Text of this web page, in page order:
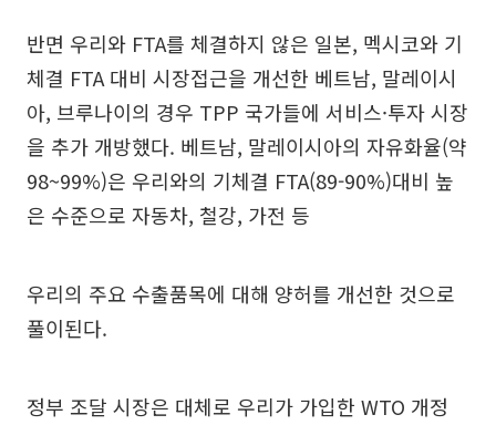
반면 우리와 FTA를 체결하지 않은 일본, 멕시코와 기
체결 FTA 대비 시장접근을 개선한 베트남, 말레이시
아, 브루나이의 경우 TPP 국가들에 서비스·투자 시장
을 추가 개방했다. 베트남, 말레이시아의 자유화율(약
98~99%)은 우리와의 기체결 FTA(89-90%)대비 높
은 수준으로 자동차, 철강, 가전 등
우리의 주요 수출품목에 대해 양허를 개선한 것으로
풀이된다.
정부 조달 시장은 대체로 우리가 가입한 WTO 개정